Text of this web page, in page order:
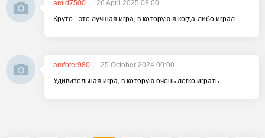
amid7500
26 April 2025 08:00
Круто - это лучшая игра, в которую я когда-либо играл
amfoter980
25 October 2024 00:00
Удивительная игра, в которую очень легко играть